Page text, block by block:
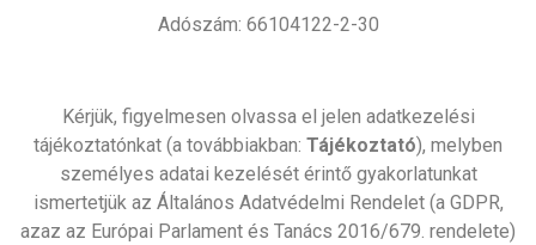
Adószám: 66104122-2-30
Kérjük, figyelmesen olvassa el jelen adatkezelési
tájékoztatónkat (a továbbiakban: Tájékoztató), melyben
személyes adatai kezelését érintő gyakorlatunkat
ismertetjük az Általános Adatvédelmi Rendelet (a GDPR,
azaz az Európai Parlament és Tanács 2016/679. rendelete)